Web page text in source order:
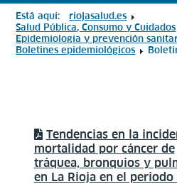
Está aquí:
riojasalud.es
Salud Pública, Consumo y Cuidados
Epidemiología y prevención
Boletines epidemiológicos
Tendencias en la
mortalidad por cáncer de
tráquea, bronquios y
en La Rioja en el periodo